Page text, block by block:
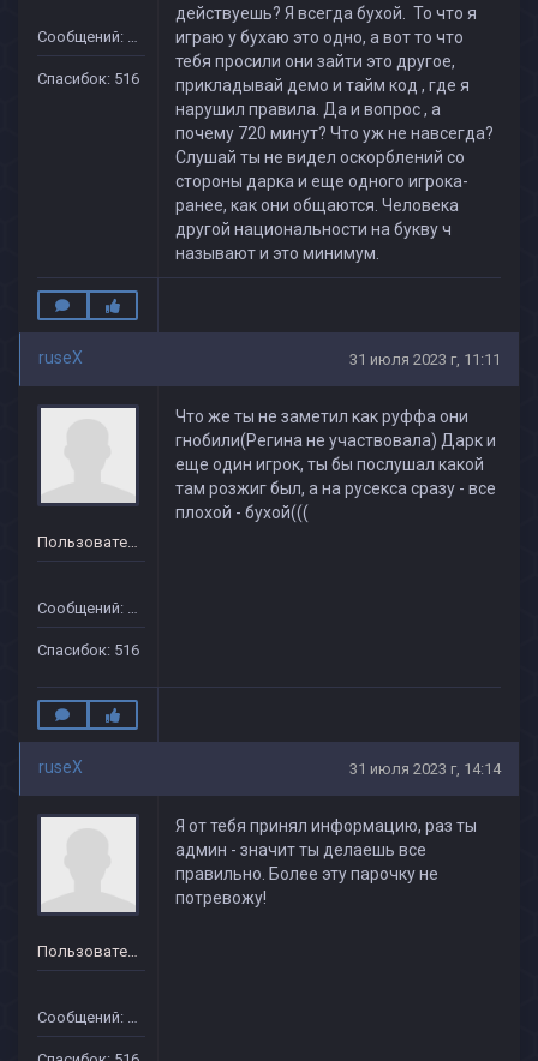
Сообщений: 151
Спасибок: 516
действуешь? Я всегда бухой. То что я
играю у бухаю это одно, а вот то что
тебя просили они зайти это другое,
прикладывай демо и тайм код , где я
нарушил правила. Да и вопрос , а
почему 720 минут? Что уж не навсегда?
Слушай ты не видел оскорблений со
стороны дарка и еще одного игрока-
ранее, как они общаются. Человека
другой национальности на букву ч
называют и это минимум.
ruseX 31 июля 2023 г, 11:11
Пользователь
Сообщений: 151
Спасибок: 516
Что же ты не заметил как руффа они
гнобили(Регина не участвовала) Дарк и
еще один игрок, ты бы послушал какой
там розжиг был, а на русекса сразу - все
плохой - бухой(((
ruseX 31 июля 2023 г, 14:14
Пользователь
Сообщений: 151
Я от тебя принял информацию, раз ты
админ - значит ты делаешь все
правильно. Более эту парочку не
потревожу!